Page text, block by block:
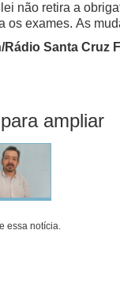
não retira a
os exames. As
Santa Cruz
ampliar
essa notícia.